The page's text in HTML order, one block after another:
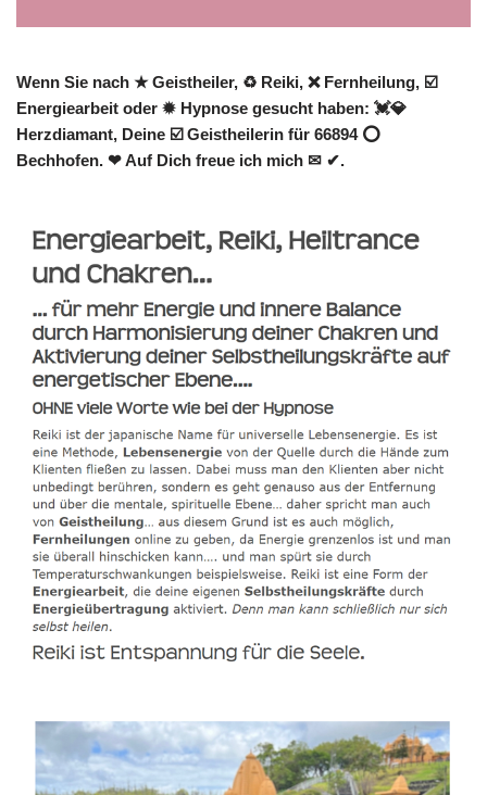
Wenn Sie nach ★ Geistheiler, ♻ Reiki, ❌ Fernheilung, ☑️
Energiearbeit oder ✹ Hypnose gesucht haben: 💓️💎
Herzdiamant, Deine ☑️ Geistheilerin für 66894 ⭕
Bechhofen. ❤ Auf Dich freue ich mich ✉ ✔.